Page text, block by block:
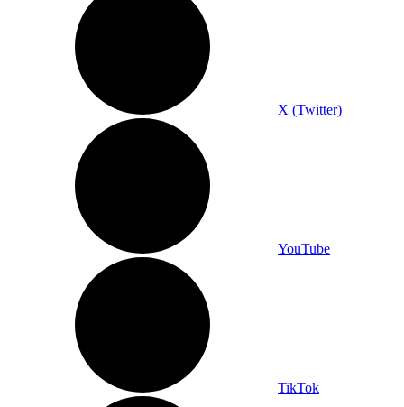
X (Twitter)
YouTube
TikTok